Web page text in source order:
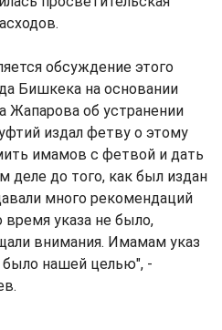
обсуждение этого
Бишкека на основании
Жапарова об устранении
издал фетву о этому
имамов с фетвой и дать
деле до того, как был издан
много рекомендаций
время указа не было,
внимания. Имамам указ
нашей целью", -